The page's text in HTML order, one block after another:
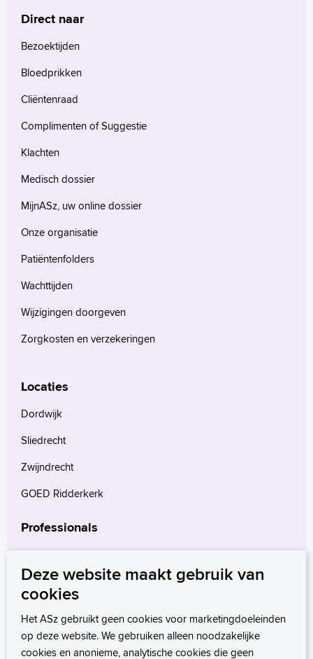
Direct naar
Bezoektijden
Bloedprikken
Cliëntenraad
Complimenten of Suggestie
Klachten
Medisch dossier
MijnASz, uw online dossier
Onze organisatie
Patiëntenfolders
Wachttijden
Wijzigingen doorgeven
Zorgkosten en verzekeringen
Locaties
Dordwijk
Sliedrecht
Zwijndrecht
GOED Ridderkerk
Professionals
Verwijzers
Wetenschappelijk onderzoek
Deze website maakt gebruik van
cookies
Het ASz gebruikt geen cookies voor marketingdoeleinden
op deze website. We gebruiken alleen noodzakelijke
cookies en anonieme, analytische cookies die geen